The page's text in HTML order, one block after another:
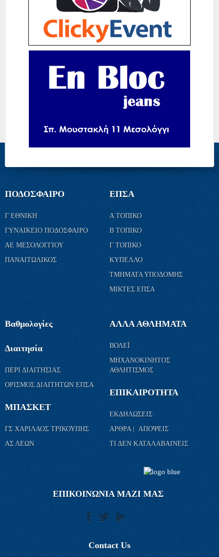
ΠΟΔΟΣΦΑΙΡΟ
Γ ΕΘΝΙΚΗ
ΓΥΝΑΙΚΕΙΟ ΠΟΔΟΣΦΑΙΡΟ
ΑΕ ΜΕΣΟΛΟΓΓΙΟΥ
ΠΑΝΑΙΤΩΛΙΚΟΣ
ΕΠΣΑ
Α ΤΟΠΙΚΟ
Β ΤΟΠΙΚΟ
Γ ΤΟΠΙΚΟ
ΚΥΠΕΛΛΟ
ΤΜΗΜΑΤΑ ΥΠΟΔΟΜΗΣ
ΜΙΚΤΕΣ ΕΠΣΑ
Βαθμολογίες
Διαιτησία
ΠΕΡΙ ΔΙΑΙΤΗΣΙΑΣ
ΟΡΙΣΜΟΣ ΔΙΑΙΤΗΤΩΝ ΕΠΣΑ
ΜΠΑΣΚΕΤ
ΓΣ ΧΑΡΙΛΑΟΣ ΤΡΙΚΟΥΠΗΣ
ΑΣ ΛΕΩΝ
ΑΛΛΑ ΑΘΛΗΜΑΤΑ
ΒΟΛΕΪ
ΜΗΧΑΝΟΚΙΝΗΤΟΣ
ΑΘΛΗΤΙΣΜΟΣ
ΕΠΙΚΑΙΡΟΤΗΤΑ
ΕΚΔΗΛΩΣΕΙΣ
ΑΡΘΡΑ | ΑΠΟΨΕΙΣ
ΤΙ ΔΕΝ ΚΑΤΑΛΑΒΑΙΝΕΙΣ
ΕΠΙΚΟΙΝΩΝΙΑ ΜΑΖΙ ΜΑΣ
Contact Us